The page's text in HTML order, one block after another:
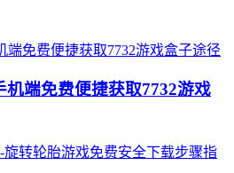
机端免费便捷获取7732游戏